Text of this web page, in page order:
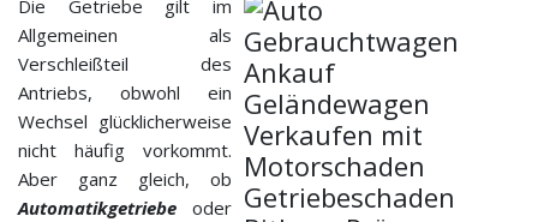
Die Getriebe gilt im
Allgemeinen als
Verschleißteil des
Antriebs, obwohl ein
Wechsel glücklicherweise
nicht häufig vorkommt.
Aber ganz gleich, ob
Automatikgetriebe
oder